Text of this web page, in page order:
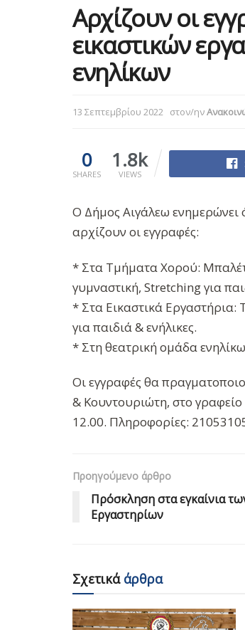
Αρχίζουν οι
εικαστικών
ενηλίκων
13 Σεπτεμβρίου 2022 στον/ην
0
SHARES
1.8k
VIEWS
Ο Δήμος Αιγάλεω ενημερώνει
αρχίζουν οι εγγραφές:
* Στα Τμήματα Χορού:
γυμναστική, Stretching για
* Στα Εικαστικά Εργαστήρια:
για παιδιά & ενήλικες.
* Στη θεατρική ομάδα
Οι εγγραφές θα
& Κουντουριώτη, στο
12.00. Πληροφορίες:
Προηγούμενο άρθρο
Πρόσκληση στα εγκαίνια
Εργαστηρίων
Σχετικάάρθρα